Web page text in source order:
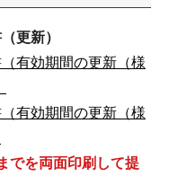
更新）
有効期間の更新（様
有効期間の更新（様
でを両面印刷して提